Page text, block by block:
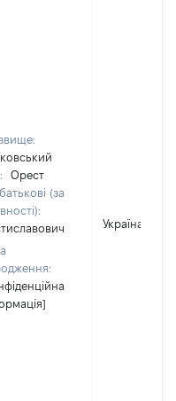
Орест
(за
Україна